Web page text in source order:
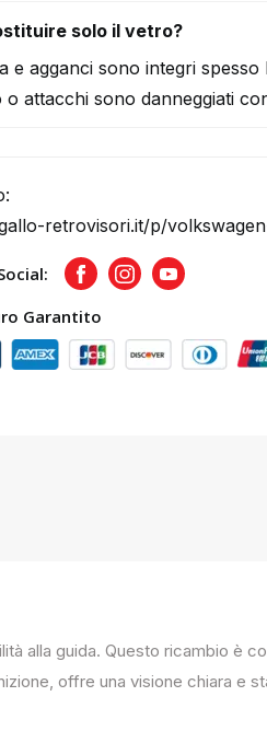
solo il vetro?
e agganci sono integri spesso
attacchi sono danneggiati
retrovisori.it/p/
FacebookInstagramYoutube
Garantito
alla guida. Questo ricambio è
offre una visione chiara e